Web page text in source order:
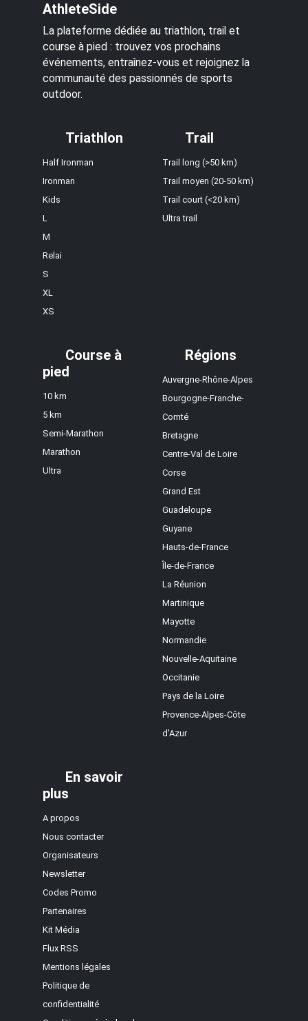
AthleteSide
La plateforme dédiée au triathlon, trail et
course à pied : trouvez vos prochains
événements, entraînez-vous et rejoignez la
communauté des passionnés de sports
outdoor.
Triathlon
Half Ironman
Ironman
Kids
L
M
Relai
S
XL
XS
Trail
Trail long (>50 km)
Trail moyen (20-50 km)
Trail court (<20 km)
Ultra trail
Course à
pied
10 km
5 km
Semi-Marathon
Marathon
Ultra
Régions
Auvergne-Rhône-Alpes
Bourgogne-Franche-
Comté
Bretagne
Centre-Val de Loire
Corse
Grand Est
Guadeloupe
Guyane
Hauts-de-France
Île-de-France
La Réunion
Martinique
Mayotte
Normandie
Nouvelle-Aquitaine
Occitanie
Pays de la Loire
Provence-Alpes-Côte
d'Azur
En savoir
plus
A propos
Nous contacter
Organisateurs
Newsletter
Codes Promo
Partenaires
Kit Média
Flux RSS
Mentions légales
Politique de
confidentialité